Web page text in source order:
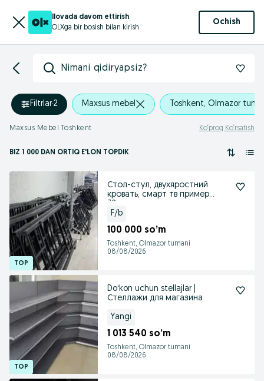
Ilovada davom ettirish
OLXga bir bosish bilan kirish
Ochish
Nimani qidiryapsiz?
Filtrlar·2 Maxsus mebel Toshkent, Olmazor
Maxsus Mebel Toshkent Ko‘proq Ko‘rsatish
BIZ 1 000 DAN ORTIQ E'LON TOPDIK
Стол-стул, двухяростний
кровать, смарт тв пример
F/b
100 000 so’m
Toshkent, Olmazor tumani
08/08/2026
Doʻkon uchun stellajlar |
Стеллажи для магазина
Yangi
1 013 540 so’m
Toshkent, Olmazor tumani
08/08/2026